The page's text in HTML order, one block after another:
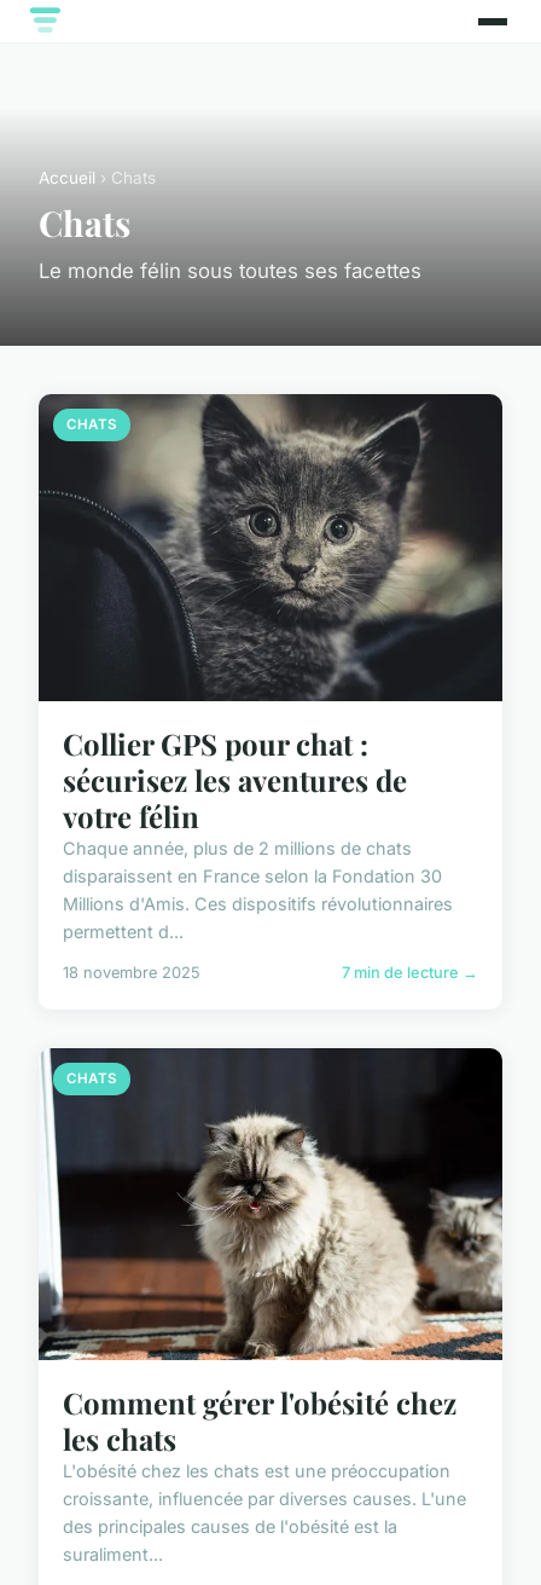
Accueil › Chats
Chats
Le monde félin sous toutes ses facettes
CHATS
Collier GPS pour chat :
sécurisez les aventures de
votre félin
Chaque année, plus de 2 millions de chats
disparaissent en France selon la Fondation 30
Millions d'Amis. Ces dispositifs révolutionnaires
permettent d...
18 novembre 2025 7 min de lecture →
CHATS
Comment gérer l'obésité chez
les chats
L'obésité chez les chats est une préoccupation
croissante, influencée par diverses causes. L'une
des principales causes de l'obésité est la
suraliment...